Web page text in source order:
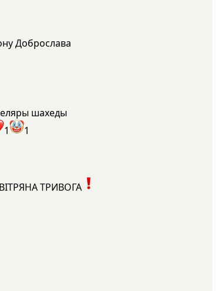
Доброслава
шахеды
1 1
ТРИВОГА